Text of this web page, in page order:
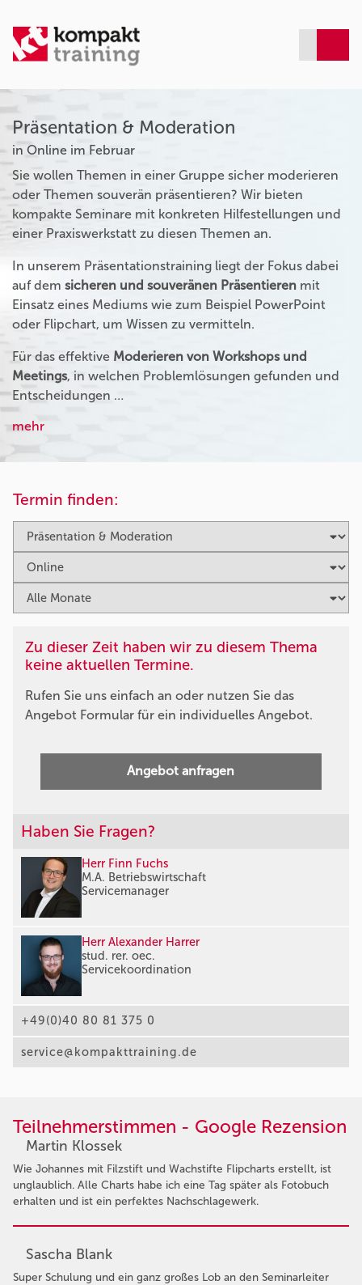
Präsentation & Moderation
in Online im Februar
Sie wollen Themen in einer Gruppe sicher moderieren
oder Themen souverän präsentieren? Wir bieten
kompakte Seminare mit konkreten Hilfestellungen und
einer Praxiswerkstatt zu diesen Themen an.
In unserem Präsentationstraining liegt der Fokus dabei
auf dem sicheren und souveränen Präsentieren mit
Einsatz eines Mediums wie zum Beispiel PowerPoint
oder Flipchart, um Wissen zu vermitteln.
Für das effektive Moderieren von Workshops und
Meetings, in welchen Problemlösungen gefunden und
Entscheidungen …
mehr
Termin finden:
Zu dieser Zeit haben wir zu diesem Thema
keine aktuellen Termine.
Rufen Sie uns einfach an oder nutzen Sie das
Angebot Formular für ein individuelles Angebot.
Angebot anfragen
Haben Sie Fragen?
Herr Finn Fuchs
M.A. Betriebswirtschaft
Servicemanager
Herr Alexander Harrer
stud. rer. oec.
Servicekoordination
+49(0)40 80 81 375 0
service@kompakttraining.de
Teilnehmerstimmen - Google Rezension
Martin Klossek
Wie Johannes mit Filzstift und Wachstifte Flipcharts erstellt, ist
unglaublich. Alle Charts habe ich eine Tag später als Fotobuch
erhalten und ist ein perfektes Nachschlagewerk.
Sascha Blank
Super Schulung und ein ganz großes Lob an den Seminarleiter